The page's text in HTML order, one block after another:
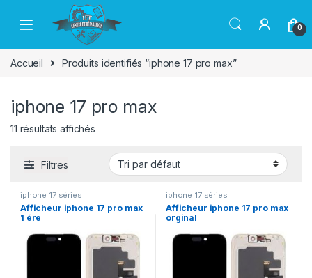
Passer à la navigation
Aller au contenu
0
Accueil Produits identifiés “iphone 17 pro max”
iphone 17 pro max
11 résultats affichés
Filtres
iphone 17 séries
Afficheur iphone 17 pro max
1 ére
iphone 17 séries
Afficheur iphone 17 pro max
orginal